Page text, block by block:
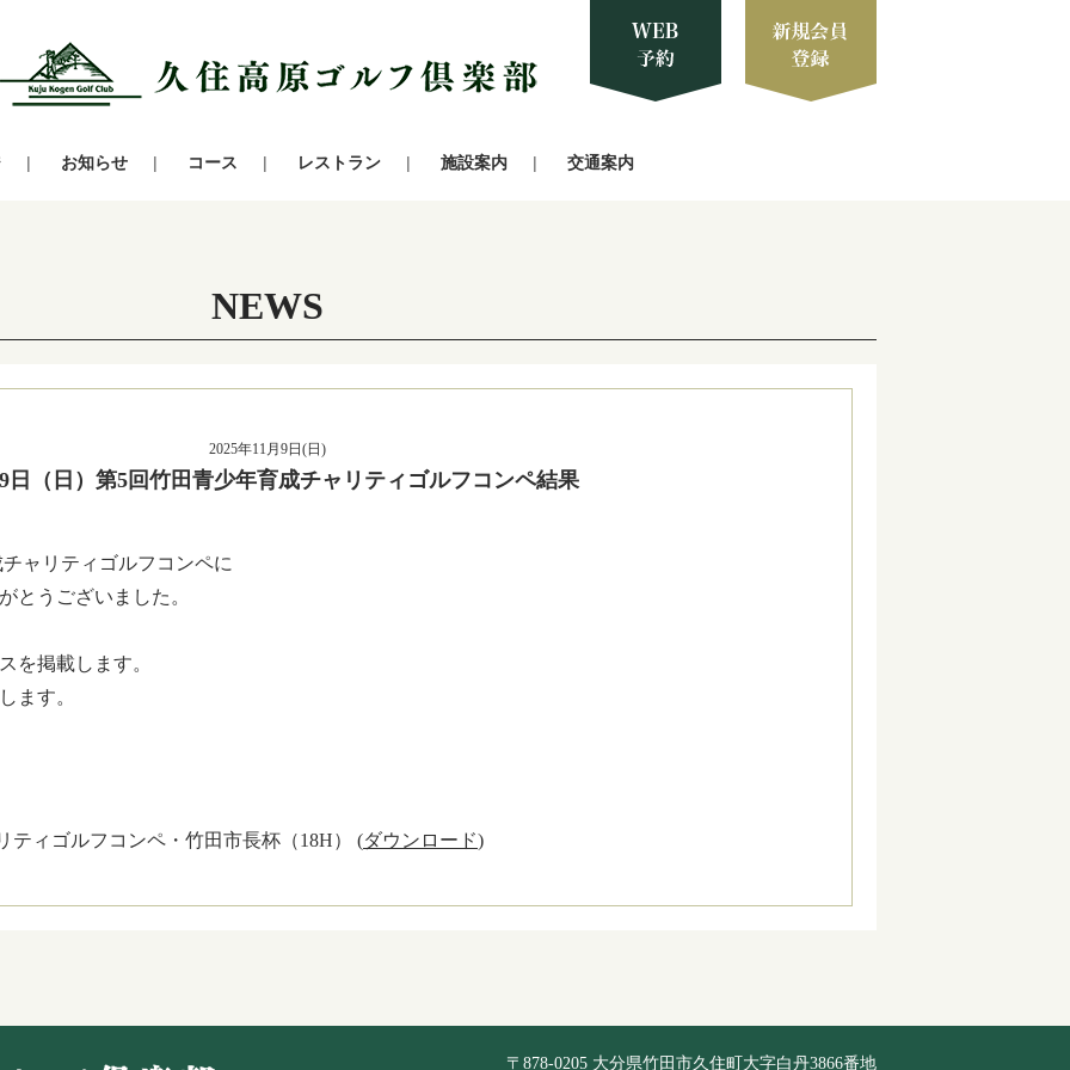
お知らせ コース レストラン 施設案内 交通案内
NEWS
2025年11月9日(日)
日（日）第5回竹田青少年育成チャリティゴルフコンペ結果
ャリティゴルフコンペに
とうございました。
を掲載します。
ます。
ティゴルフコンペ・竹田市長杯（18H） (ダウンロード)
〒878-0205 大分県竹田市久住町大字白丹3866番地